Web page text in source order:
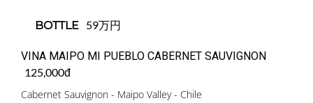
BOTTLE 59万円
VINA MAIPO MI PUEBLO CABERNET SAUVIGNON
125,000đ
Cabernet Sauvignon - Maipo Valley - Chile